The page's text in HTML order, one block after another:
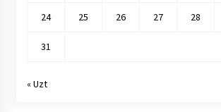
24 25 26 27 28
31
« Uzt